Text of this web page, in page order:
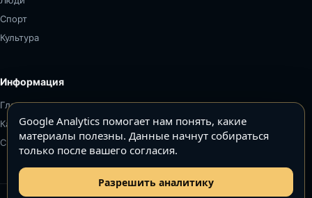
Спорт
Культура
Информация
Главная
Карта сайта
Связаться
Google Analytics помогает нам понять, какие
материалы полезны. Данные начнут собираться
только после вашего согласия.
Разрешить аналитику